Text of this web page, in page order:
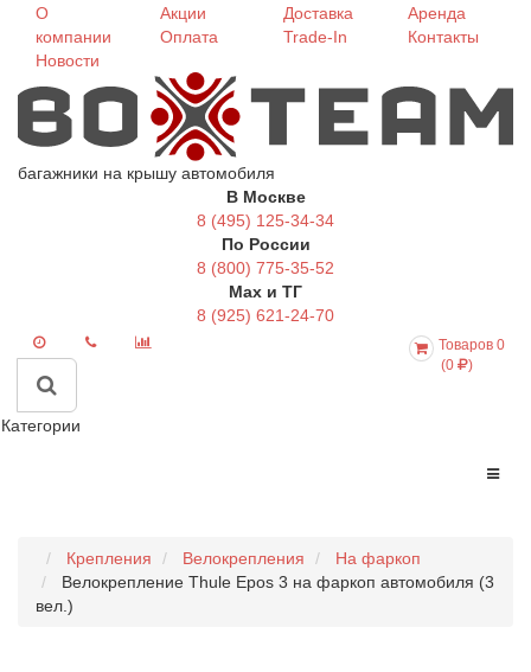
О
компании
Новости
Акции
Оплата
Доставка
Trade-In
Аренда
Контакты
багажники на крышу автомобиля
В Москве
8 (495) 125-34-34
По России
8 (800) 775-35-52
Max и ТГ
8 (925) 621-24-70
Товаров 0
(0
)
Категории
Крепления Велокрепления
На фаркоп
Велокрепление Thule Epos 3 на фаркоп автомобиля (3
вел.)